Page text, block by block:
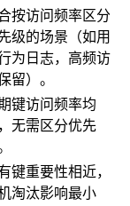
按访问频率区分
级的场景（如用
为日志，高频访
留）。
键访问频率均
无需区分优先
键重要性相近，
淘汰影响最小